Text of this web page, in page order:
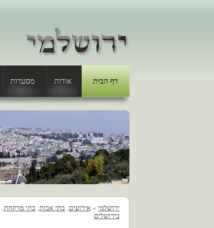
דף הבית אודות מסעדות
ירושלמי » אירועים, בתי אבות, בתי מרקחת,
בירושלים